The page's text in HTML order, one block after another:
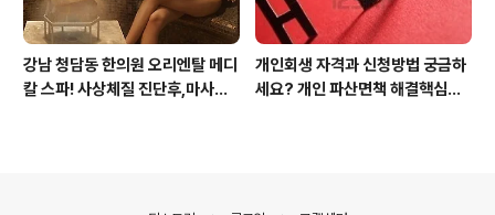
강남 청담동 한의원 오리엔탈 메디
칼 스파! 사상체질 진단후,마사지,
개인회생 자격과 신청방법 궁금하
세요? 개인 파산면책 해결핵심은?